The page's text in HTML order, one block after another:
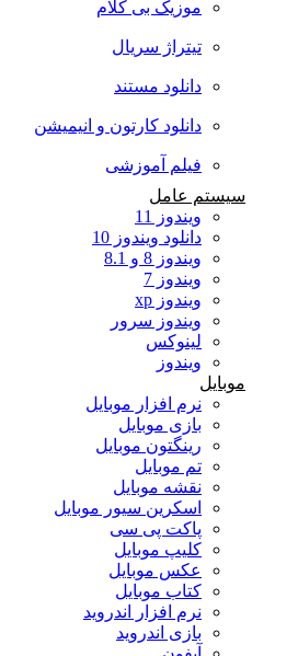
موزیک بی کلام
تیتراژ سریال
دانلود مستند
دانلود کارتون و انیمیشن
فیلم آموزشی
سیستم عامل
ویندوز 11
دانلود ویندوز 10
ویندوز 8 و 8.1
ویندوز 7
ویندوز xp
ویندوز سرور
لینوکس
ویندوز
موبایل
نرم افزار موبایل
بازی موبایل
رینگتون موبایل
تم موبایل
نقشه موبایل
اسکرین سیور موبایل
پاکت پی سی
کلیپ موبایل
عکس موبایل
کتاب موبایل
نرم افزار اندروید
بازی اندروید